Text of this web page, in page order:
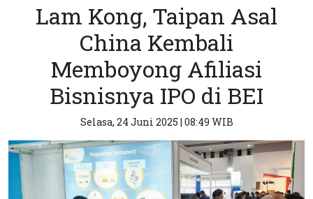
Lam Kong, Taipan Asal
China Kembali
Memboyong Afiliasi
Bisnisnya IPO di BEI
Selasa, 24 Juni 2025 | 08:49 WIB